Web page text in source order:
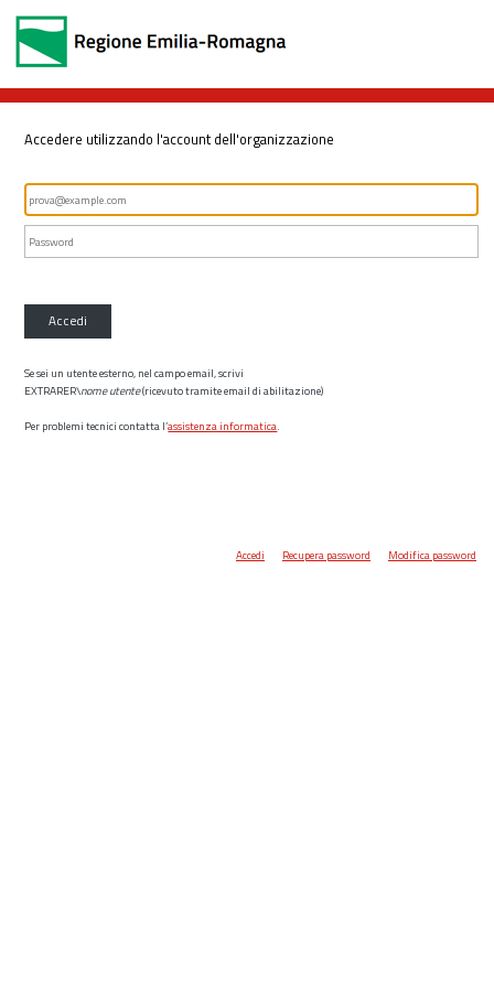
Accedere utilizzando l'account dell'organizzazione
Accedi
Se sei un utente esterno, nel campo email, scrivi
EXTRARER\nome utente(ricevuto tramite email di abilitazione)
Per problemi tecnici contatta l’assistenza informatica.
Accedi Recupera password Modifica password